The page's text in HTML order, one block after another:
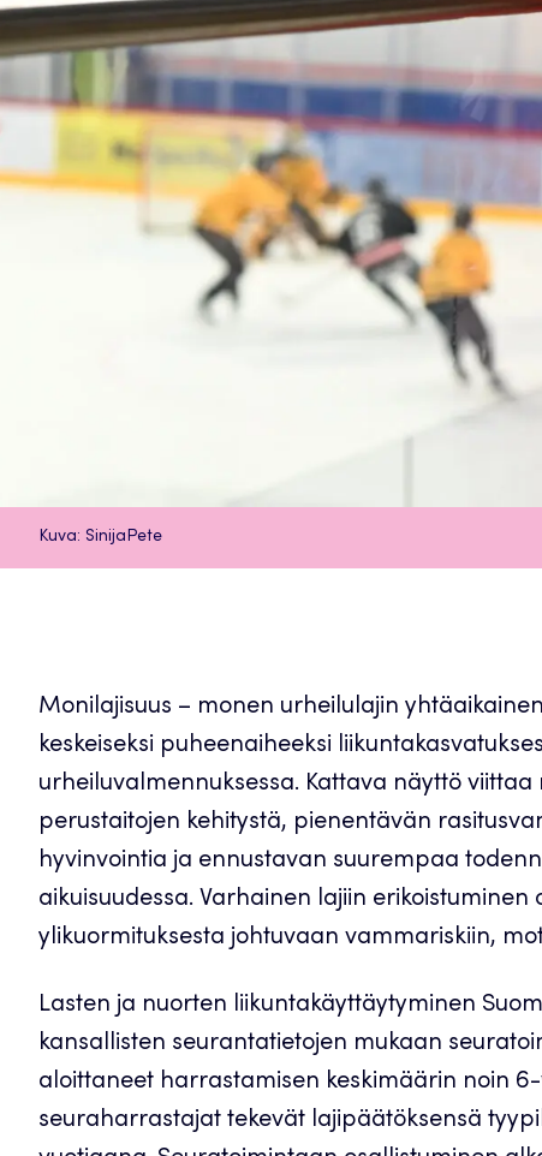
Kuva: SinijaPete
Monilajisuus – monen urheilulajin
keskeiseksi puheenaiheeksi
urheiluvalmennuksessa. Kattava näyttö
perustaitojen kehitystä, pienentävän
hyvinvointia ja ennustavan suurempaa
aikuisuudessa. Varhainen lajiin
ylikuormituksesta johtuvaan vammariskiin,
Lasten ja nuorten liikuntakäyttäytyminen
kansallisten seurantatietojen mukaan
aloittaneet harrastamisen keskimäärin noin
seuraharrastajat tekevät lajipäätöksensä